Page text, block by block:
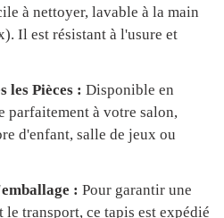
à nettoyer, lavable à la main
Il est résistant à l'usure et
les Pièces : Disponible en
parfaitement à votre salon,
d'enfant, salle de jeux ou
: Pour garantir une
transport, ce tapis est expédié